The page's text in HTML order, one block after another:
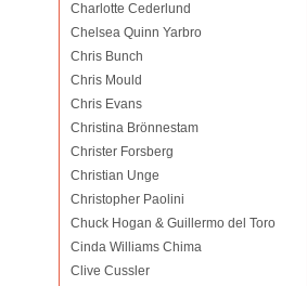
Charlotte Cederlund
Chelsea Quinn Yarbro
Chris Bunch
Chris Mould
Chris Evans
Christina Brönnestam
Christer Forsberg
Christian Unge
Christopher Paolini
Chuck Hogan & Guillermo del Toro
Cinda Williams Chima
Clive Cussler